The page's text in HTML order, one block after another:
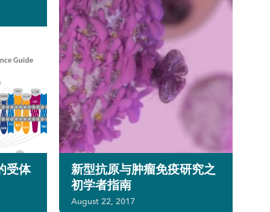
新型抗原与肿瘤免疫研究之
初学者指南
August 22, 2017
受体